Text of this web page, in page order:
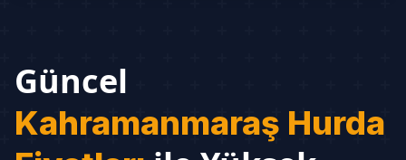
Güncel
Kahramanmaraş Hurda